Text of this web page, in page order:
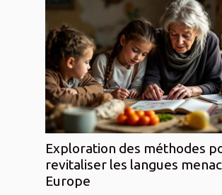
Exploration des méthodes
revitaliser les langues
Europe